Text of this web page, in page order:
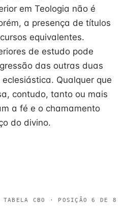
em Teologia não é
a presença de títulos
equivalentes.
de estudo pode
das outras duas
Qualquer que
contudo, tanto ou mais
a fé e o chamamento
do divino.
TABELA CBO · POSIÇÃO 6 DE 8